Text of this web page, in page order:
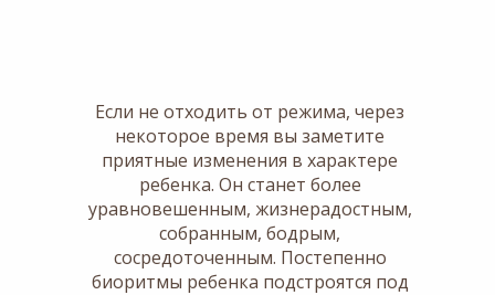
Если не отходить от режима, через
некоторое время вы заметите
приятные изменения в характере
ребенка. Он станет более
уравновешенным, жизнерадостным,
собранным, бодрым,
сосредоточенным. Постепенно
биоритмы ребенка подстроятся под